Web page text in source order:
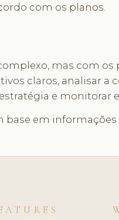
com os planos.
mas com
claros, analisar
e monitorar
base em